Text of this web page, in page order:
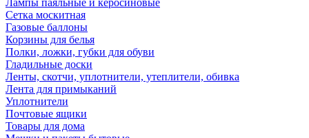
Лампы паяльные и керосиновые
Сетка москитная
Газовые баллоны
Корзины для белья
Полки, ложки, губки для обуви
Гладильные доски
Ленты, скотчи, уплотнители, утеплители, обивка
Лента для примыканий
Уплотнители
Почтовые ящики
Товары для дома